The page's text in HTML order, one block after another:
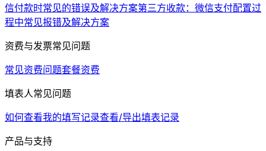
信付款时常见的错误及解决方案第三方收款：微信支付配置过
程中常见报错及解决方案
资费与发票常见问题
常见资费问题套餐资费
填表人常见问题
如何查看我的填写记录查看/导出填表记录
产品与支持